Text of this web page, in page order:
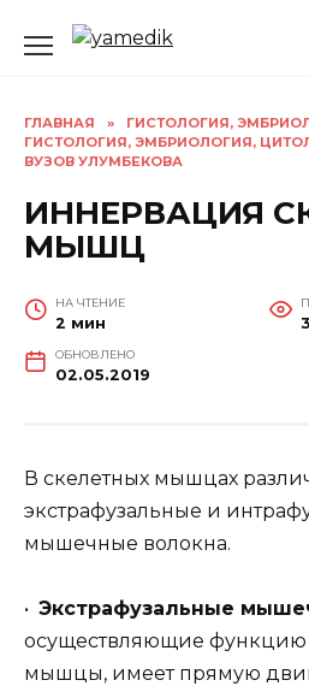
ГЛАВНАЯ » ГИСТОЛОГИЯ,
ГИСТОЛОГИЯ, ЭМБРИОЛОГИЯ,
ВУЗОВ УЛУМБЕКОВА
ИННЕРВАЦИЯ
МЫШЦ
НА ЧТЕНИЕ
2 мин
ОБНОВЛЕНО
02.05.2019
В скелетных мышцах
экстрафузальные и
мышечные волокна.
• Экстрафузальные
осуществляющие функцию
мышцы, имеет прямую